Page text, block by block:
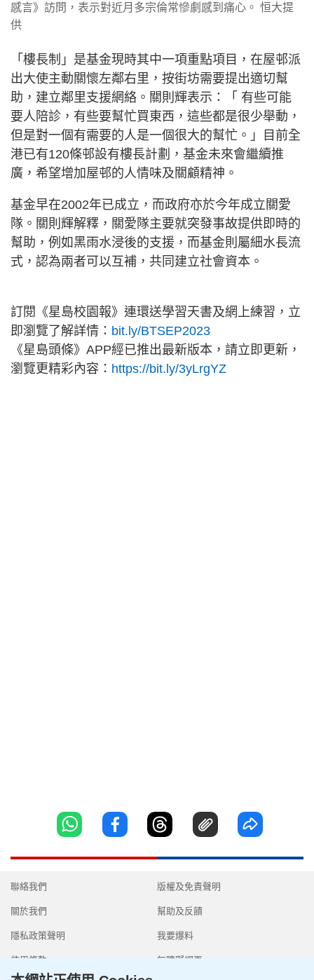
感言》訪問，表示對近月多宗倫常慘劇感到痛心。 恒大提
供
「樓長制」是基金現時其中一項重點項目，在屋邨派
出大使主動關懷左鄰右里，按街坊需要提出適切幫
助，建立鄰里支援網絡。關則輝表示：「 有些可能
要人陪診，有些要幫忙買東西，這些都是很少舉動，
但是對一個有需要的人是一個很大的幫忙。」目前全
港已有120條邨設有樓長計劃，基金未來會繼續推
廣，希望增加屋邨的人情味及關顧精神。
基金早在2002年已成立，而政府亦於今年成立關愛
隊。關則輝解釋，關愛隊主要就突發事故提供即時的
幫助，例如黑雨水浸後的支援，而基金則屬細水長流
式，認為兩者可以互補，共同建立社會資本。
訂閱《星島校園報》連環送學習天書及網上練習，立
即瀏覽了解詳情： bit.ly/BTSEP2023
《星島頭條》APP經已推出最新版本，請立即更新，
瀏覽更精彩內容： https://bit.ly/3yLrgYZ
聯絡我們
關於我們
隱私政策聲明
使用條款
版權及免責聲明
幫助及反饋
我要爆料
無障礙網頁